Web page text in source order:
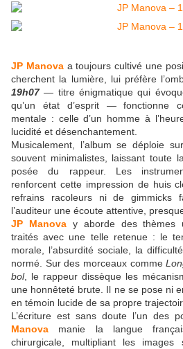
JP Manovaa toujours cultivé une
cherchent la lumière, lui préfère
19h07— titre énigmatique qui
qu’un état d’esprit — fonctionne
mentale : celle d’un homme à
lucidité et désenchantement.
Musicalement, l’album se déploie
souvent minimalistes, laissant toute
posée du rappeur. Les
renforcent cette impression de huis
refrains racoleurs ni de
l’auditeur une écoute attentive,
JP Manovay aborde des thèmes
traités avec une telle retenue : le
morale, l’absurdité sociale, la
normé. Sur des morceaux comme
bol, le rappeur dissèque les
une honnêteté brute. Il ne se pose ni
en témoin lucide de sa propre
L’écriture est sans doute l’un des
Manova manie la langue
chirurgicale, multipliant les